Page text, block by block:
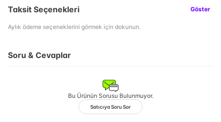
Taksit Seçenekleri Göster
Aylık ödeme seçeneklerini görmek için dokunun.
Soru & Cevaplar
Bu Ürünün Sorusu Bulunmuyor.
Satıcıya Soru Sor